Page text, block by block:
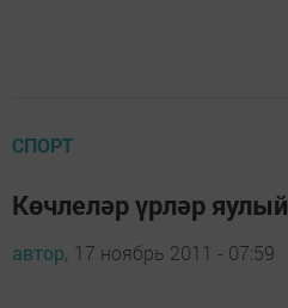
СПОРТ
Көчлеләр үрләр яулый
автор, 17 ноябрь 2011 - 07:59